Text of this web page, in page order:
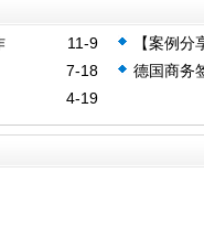
11-9
【案例
德国商务
7-18
德国商务
4-19